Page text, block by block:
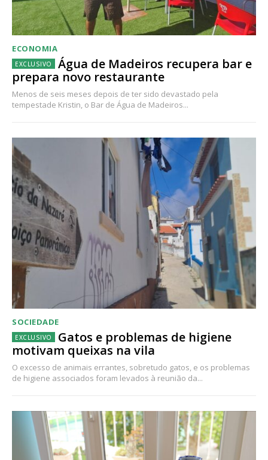
ECONOMIA
Água de Madeiros recupera bar e
prepara novo restaurante
Menos de seis meses depois de ter sido devastado pela
tempestade Kristin, o Bar de Água de Madeiros...
SOCIEDADE
Gatos e problemas de higiene
motivam queixas na vila
O excesso de animais errantes, sobretudo gatos, e os problemas
de higiene associados foram levados à reunião da...